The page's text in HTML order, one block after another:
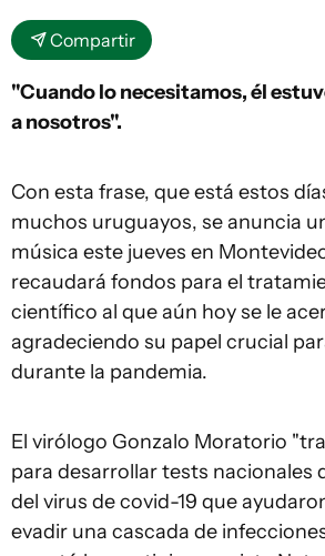
Compartir
"Cuando lo necesitamos, él
a nosotros".
Con esta frase, que está estos
muchos uruguayos, se anuncia
música este jueves en
recaudará fondos para el
científico al que aún hoy se le
agradeciendo su papel crucial
durante la pandemia.
El virólogo Gonzalo Moratorio
para desarrollar tests nacionales
del virus de covid-19 que
evadir una cascada de